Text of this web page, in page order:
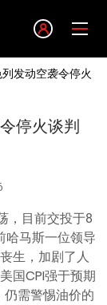
发动空袭令停火
停火谈判
，目前交投于8
哈马斯一位领导
生，加剧了人
国CPI强于预期
仍需警惕油价的